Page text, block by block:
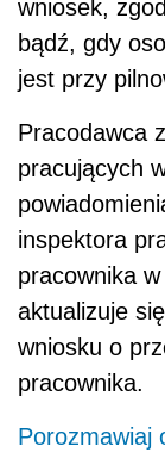
wniosek,
bądź, gdy
jest przy
Pracodawca
pracujących
inspektora
pracownika
aktualizuje
wniosku o
pracownika.
Porozmawiaj